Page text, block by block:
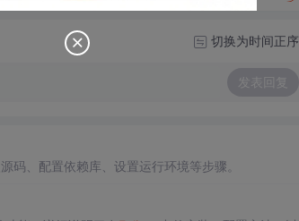
切换为时间正序
发表回复
码、配置依赖库、设置运行环境等步骤。